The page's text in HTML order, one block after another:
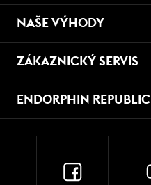
NAŠE VÝHODY
ZÁKAZNICKÝ SERVIS
ENDORPHIN REPUBLIC